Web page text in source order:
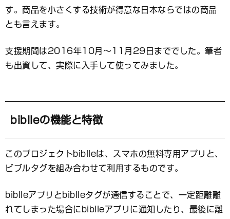
す。商品を小さくする技術が得意な日本ならではの商品
とも言えます。
支援期間は2016年10月～11月29日まででした。筆者
も出資して、実際に入手して使ってみました。
biblleの機能と特徴
このプロジェクトbiblleは、スマホの無料専用アプリと、
ビブルタグを組み合わせて利用するものです。
biblleアプリとbiblleタグが通信することで、一定距離離
れてしまった場合にbiblleアプリに通知したり、最後に離